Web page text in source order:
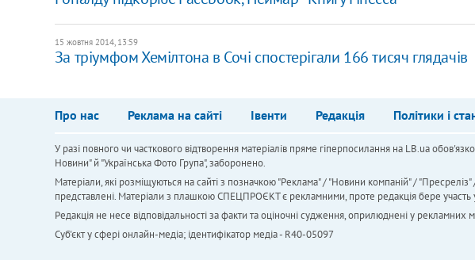
15 жовтня 2014, 13:59
За тріумфом Хемілтона в Сочі спостерігали 166 тисяч глядачів
Про нас Реклама на сайті Івенти Редакція Політики і
У разі повного чи часткового відтворення матеріалів пряме гіперпосилання на LB.ua
Новини" й "Українська Фото Група", заборонено.
Матеріали, які розміщуються на сайті з позначкою "Реклама" / "Новини компаній" /
представлені. Матеріали з плашкою СПЕЦПРОЄКТ є рекламними, проте редакція бере участь у
Редакція не несе відповідальності за факти та оціночні судження, оприлюднені у рекламних
Cуб'єкт у сфері онлайн-медіа; ідентифікатор медіа - R40-05097